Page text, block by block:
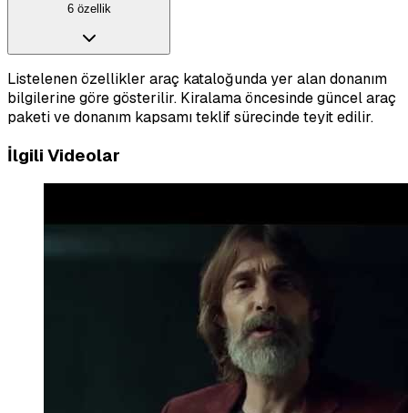
6 özellik
Listelenen özellikler araç kataloğunda yer alan donanım
bilgilerine göre gösterilir. Kiralama öncesinde güncel araç
paketi ve donanım kapsamı teklif sürecinde teyit edilir.
İlgili Videolar